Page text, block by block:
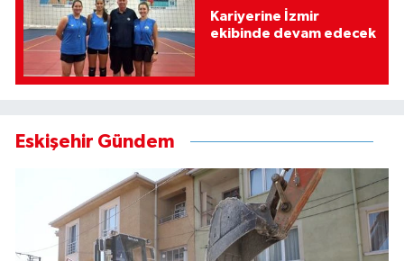
Kariyerine İzmir
ekibinde devam edecek
Eskişehir Gündem